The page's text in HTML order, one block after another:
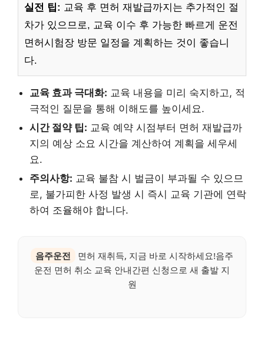
실전 팁: 교육 후 면허 재발급까지는 추가적인 절
차가 있으므로, 교육 이수 후 가능한 빠르게 운전
면허시험장 방문 일정을 계획하는 것이 좋습니
다.
교육 효과 극대화: 교육 내용을 미리 숙지하고, 적
극적인 질문을 통해 이해도를 높이세요.
시간 절약 팁: 교육 예약 시점부터 면허 재발급까
지의 예상 소요 시간을 계산하여 계획을 세우세
요.
주의사항: 교육 불참 시 벌금이 부과될 수 있으므
로, 불가피한 사정 발생 시 즉시 교육 기관에 연락
하여 조율해야 합니다.
음주운전
면허 재취득, 지금 바로 시작하세요!음주
운전 면허 취소 교육 안내간편 신청으로 새 출발 지
원